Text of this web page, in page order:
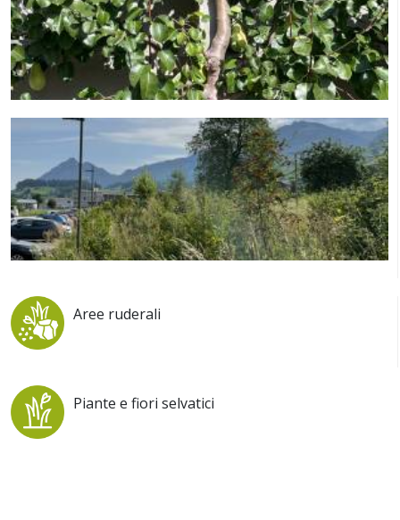
Aree ruderali
Piante e fiori selvatici